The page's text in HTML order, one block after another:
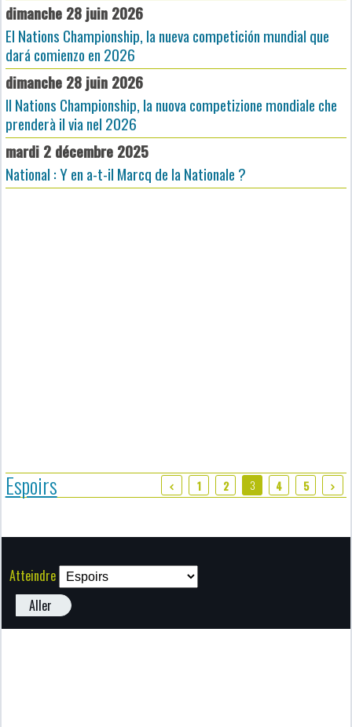
dimanche 28 juin 2026
El Nations Championship, la nueva competición mundial que
dará comienzo en 2026
dimanche 28 juin 2026
Il Nations Championship, la nuova competizione mondiale che
prenderà il via nel 2026
mardi 2 décembre 2025
National : Y en a-t-il Marcq de la Nationale ?
Espoirs 1 2 3 4 5
Atteindre
Aller